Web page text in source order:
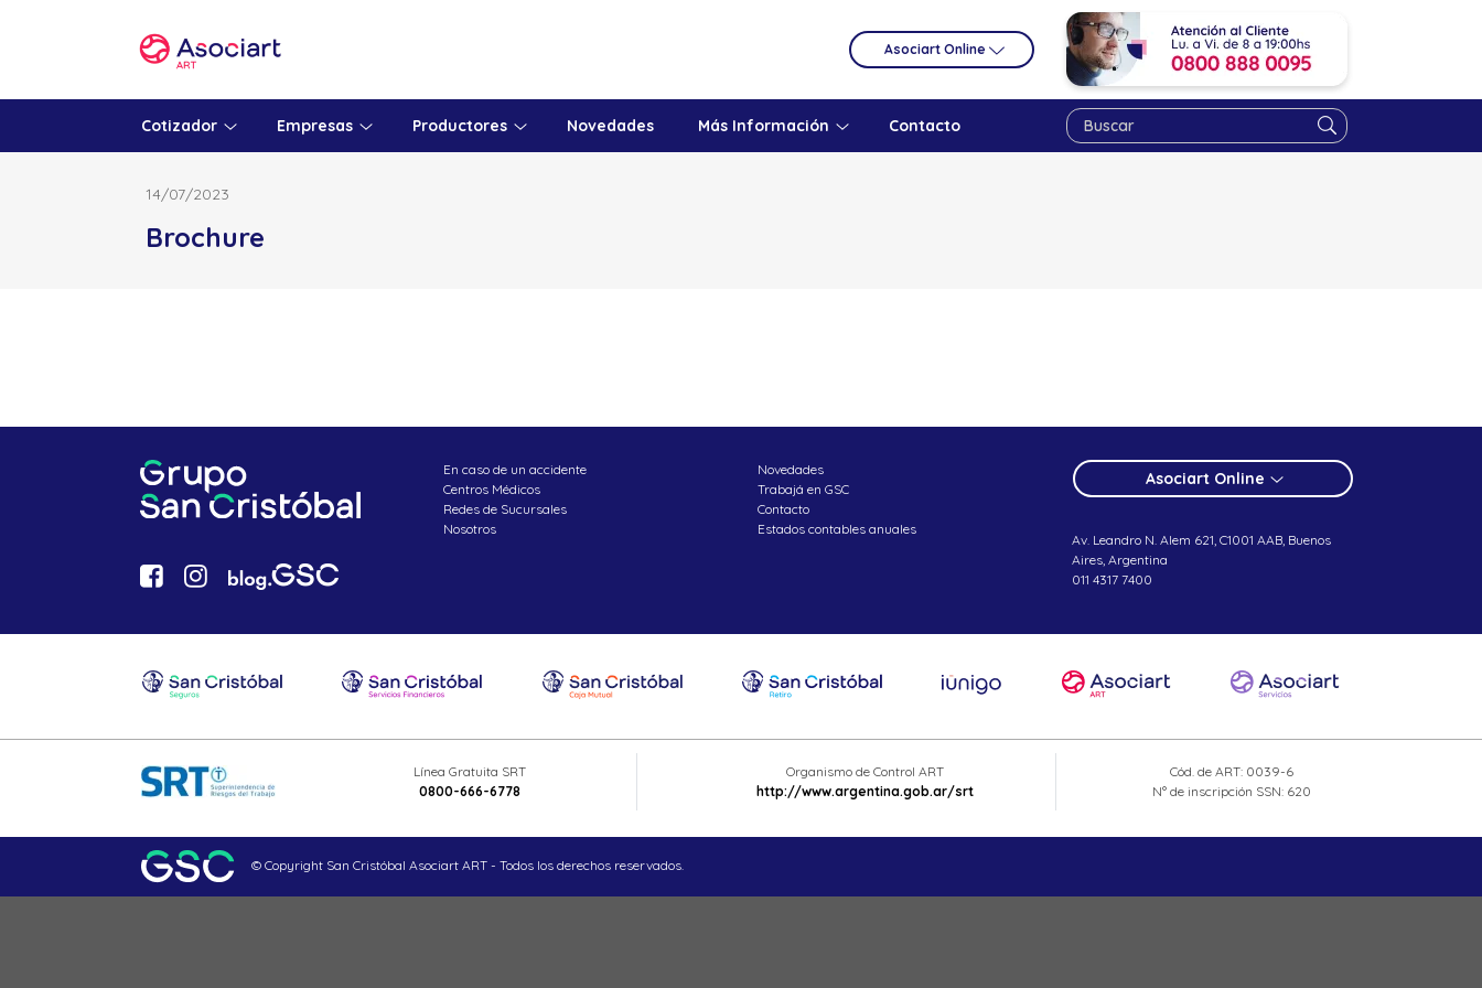
Asociart Online
Cotizador Empresas Productores Novedades Más Información Contacto
14/07/2023
Brochure
En caso de un accidente
Centros Médicos
Redes de Sucursales
Nosotros
Novedades
Trabajá en GSC
Contacto
Estados contables anuales
Asociart Online
Av. Leandro N. Alem 621, C1001 AAB, Buenos
Aires, Argentina
011 4317 7400
Cód. de ART: 0039-6
N° de inscripción SSN: 620
Organismo de Control ART
http://www.argentina.gob.ar/srt
Línea Gratuita SRT
0800-666-6778
© Copyright San Cristóbal Asociart ART - Todos los derechos reservados.